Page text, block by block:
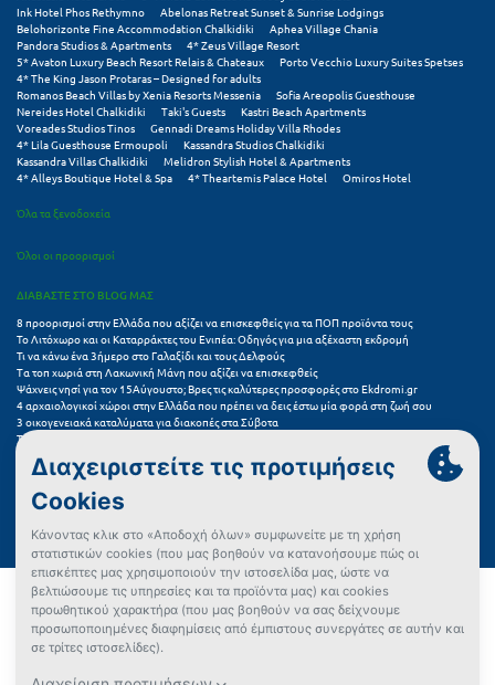
Ink Hotel Phos Rethymno
Abelonas Retreat Sunset & Sunrise Lodgings
Belohorizonte Fine Accommodation Chalkidiki
Aphea Village Chania
Pandora Studios & Apartments
4* Zeus Village Resort
5* Avaton Luxury Beach Resort Relais & Chateaux
Porto Vecchio Luxury Suites Spetses
4* The King Jason Protaras – Designed for adults
Romanos Beach Villas by Xenia Resorts Messenia
Sofia Areopolis Guesthouse
Nereides Hotel Chalkidiki
Taki's Guests
Kastri Beach Apartments
Voreades Studios Tinos
Gennadi Dreams Holiday Villa Rhodes
4* Lila Guesthouse Ermoupoli
Kassandra Studios Chalkidiki
Kassandra Villas Chalkidiki
Melidron Stylish Hotel & Apartments
4* Alleys Boutique Hotel & Spa
4* Theartemis Palace Hotel Omiros Hotel
Όλα τα ξενοδοχεία
Όλοι οι προορισμοί
ΔΙΑΒΑΣΤΕ ΣΤΟ BLOG ΜΑΣ
8 προορισμοί στην Ελλάδα που αξίζει να επισκεφθείς για τα ΠΟΠ προϊόντα τους
Το Λιτόχωρο και οι Καταρράκτες του Ενιπέα: Οδηγός για μια αξέχαστη εκδρομή
Τι να κάνω ένα 3ήμερο στο Γαλαξίδι και τους Δελφούς
Τα τοπ χωριά στη Λακωνική Μάνη που αξίζει να επισκεφθείς
Ψάχνεις νησί για τον 15Αύγουστο; Βρες τις καλύτερες προσφορές στο Ekdromi.gr
4 αρχαιολογικοί χώροι στην Ελλάδα που πρέπει να δεις έστω μία φορά στη ζωή σου
3 οικογενειακά καταλύματα για διακοπές στα Σύβοτα
Τα 11 καλύτερα καλοκαιρινά resorts στην Ελλάδα
7 μικρά ελληνικά νησιά για αξέχαστες καλοκαιρινές διακοπές
5+1 ινσταγκραμικές παραλίες στην Ελλάδα που αξίζουν μια θέση στο feed σου
Συχνές Ερωτήσεις (FAQs) για Ξενοδοχεία
Όροι χρήσης
Πολιτική Προστασίας Προσωπικών Δεδομένων
Πολιτική Cookies
Πώς μπορώ να αγοράσω;